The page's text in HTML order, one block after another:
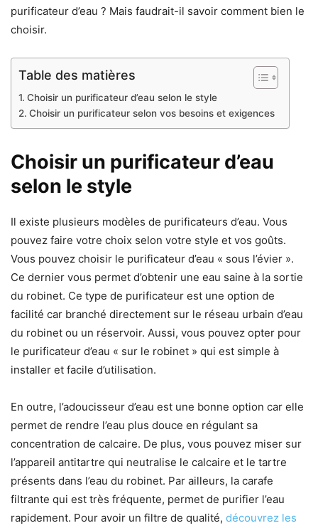
purificateur d’eau ? Mais faudrait-il savoir comment bien le
choisir.
Table des matières
Choisir un purificateur d’eau selon le style
Choisir un purificateur selon vos besoins et exigences
Choisir un purificateur d’eau
selon le style
Il existe plusieurs modèles de purificateurs d’eau. Vous
pouvez faire votre choix selon votre style et vos goûts.
Vous pouvez choisir le purificateur d’eau « sous l’évier ».
Ce dernier vous permet d’obtenir une eau saine à la sortie
du robinet. Ce type de purificateur est une option de
facilité car branché directement sur le réseau urbain d’eau
du robinet ou un réservoir. Aussi, vous pouvez opter pour
le purificateur d’eau « sur le robinet » qui est simple à
installer et facile d’utilisation.
En outre, l’adoucisseur d’eau est une bonne option car elle
permet de rendre l’eau plus douce en régulant sa
concentration de calcaire. De plus, vous pouvez miser sur
l’appareil antitartre qui neutralise le calcaire et le tartre
présents dans l’eau du robinet. Par ailleurs, la carafe
filtrante qui est très fréquente, permet de purifier l’eau
rapidement. Pour avoir un filtre de qualité, découvrez les